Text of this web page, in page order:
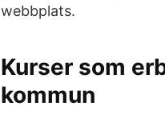
webbplats.
Kurser som
kommun